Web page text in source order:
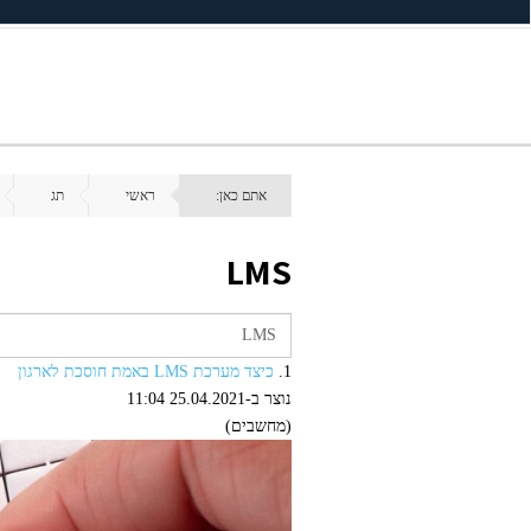
אתם כאן: ראשי תג
LMS
1.
כיצד מערכת LMS באמת חוסכת לארגון
נוצר ב-25.04.2021 11:04
(מחשבים)